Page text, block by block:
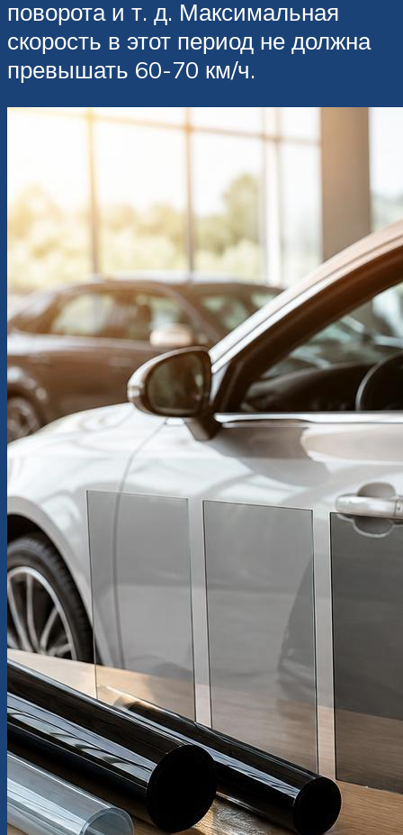
поворота и т. д. Максимальная
скорость в этот период не должна
превышать 60-70 км/ч.